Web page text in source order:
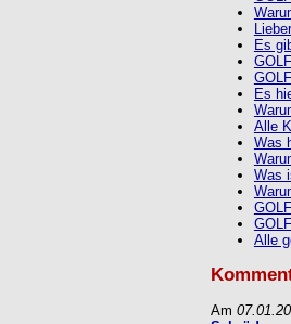
Es
Es
Alle
Was
Was
Alle
Am